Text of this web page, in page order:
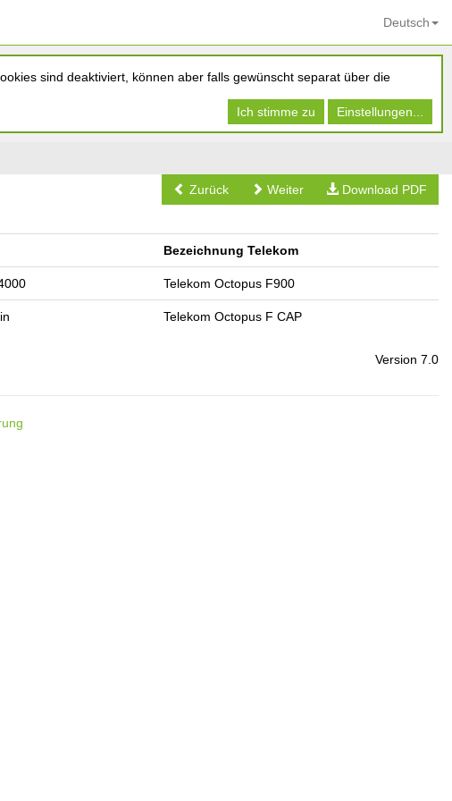
sind deaktiviert, können aber falls gewünscht separat über die
Ich stimme zu
Einstellungen...
Deutsch
Zurück Weiter Download PDF
Bezeichnung Telekom
Telekom Octopus F900
Telekom Octopus F CAP
Version 7.0